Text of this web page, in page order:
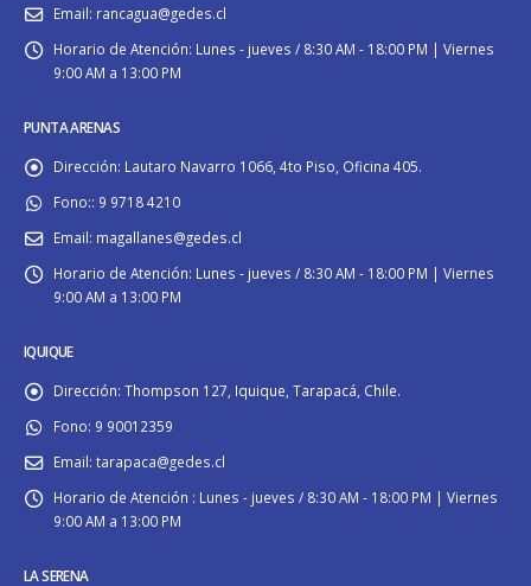
Email: rancagua@gedes.cl
Horario de Atención: Lunes - jueves / 8:30 AM - 18:00 PM | Viernes
9:00 AM a 13:00 PM
PUNTA ARENAS
Dirección: Lautaro Navarro 1066, 4to Piso, Oficina 405.
Fono:: 9 9718 4210
Email: magallanes@gedes.cl
Horario de Atención: Lunes - jueves / 8:30 AM - 18:00 PM | Viernes
9:00 AM a 13:00 PM
IQUIQUE
Dirección: Thompson 127, Iquique, Tarapacá, Chile.
Fono: 9 90012359
Email: tarapaca@gedes.cl
Horario de Atención : Lunes - jueves / 8:30 AM - 18:00 PM | Viernes
9:00 AM a 13:00 PM
LA SERENA